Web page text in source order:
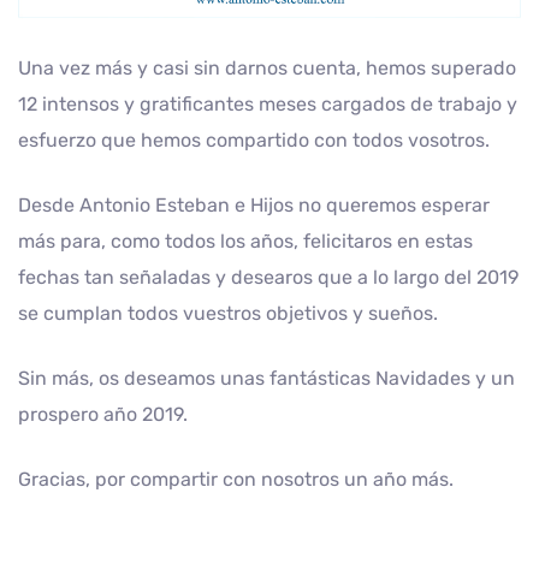
Una vez más y casi sin darnos cuenta, hemos superado
12 intensos y gratificantes meses cargados de trabajo y
esfuerzo que hemos compartido con todos vosotros.
Desde Antonio Esteban e Hijos no queremos esperar
más para, como todos los años, felicitaros en estas
fechas tan señaladas y desearos que a lo largo del 2019
se cumplan todos vuestros objetivos y sueños.
Sin más, os deseamos unas fantásticas Navidades y un
prospero año 2019.
Gracias, por compartir con nosotros un año más.